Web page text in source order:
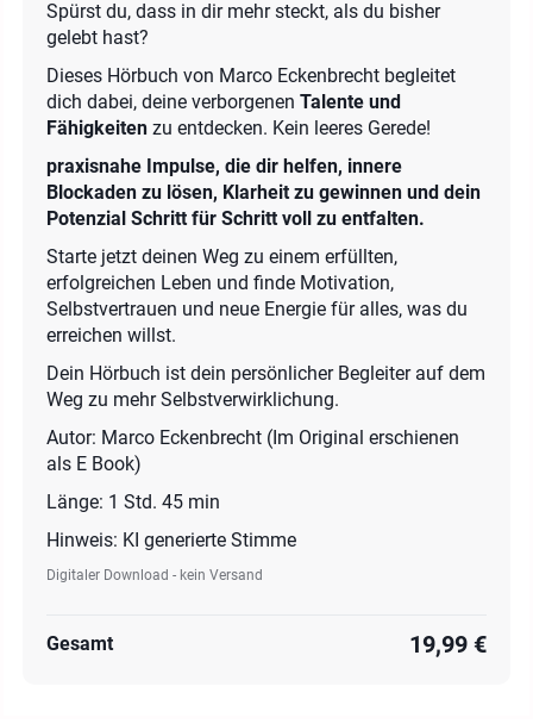
Spürst du, dass in dir mehr steckt, als du bisher
gelebt hast?
Dieses Hörbuch von Marco Eckenbrecht begleitet
dich dabei, deine verborgenen Talente und
Fähigkeiten zu entdecken. Kein leeres Gerede!
praxisnahe Impulse, die dir helfen, innere
Blockaden zu lösen, Klarheit zu gewinnen und dein
Potenzial Schritt für Schritt voll zu entfalten.
Starte jetzt deinen Weg zu einem erfüllten,
erfolgreichen Leben und finde Motivation,
Selbstvertrauen und neue Energie für alles, was du
erreichen willst.
Dein Hörbuch ist dein persönlicher Begleiter auf dem
Weg zu mehr Selbstverwirklichung.
Autor: Marco Eckenbrecht (Im Original erschienen
als E Book)
Länge: 1 Std. 45 min
Hinweis: KI generierte Stimme
Digitaler Download - kein Versand
Gesamt 19,99 €